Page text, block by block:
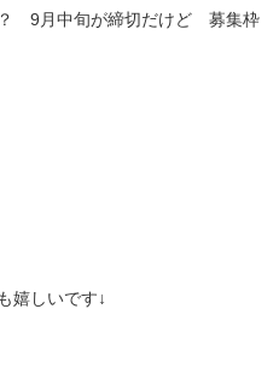
9月中旬が締切だけど 募集枠
嬉しいです↓